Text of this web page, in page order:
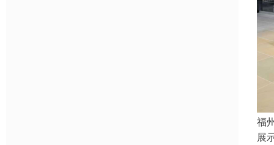
福
展